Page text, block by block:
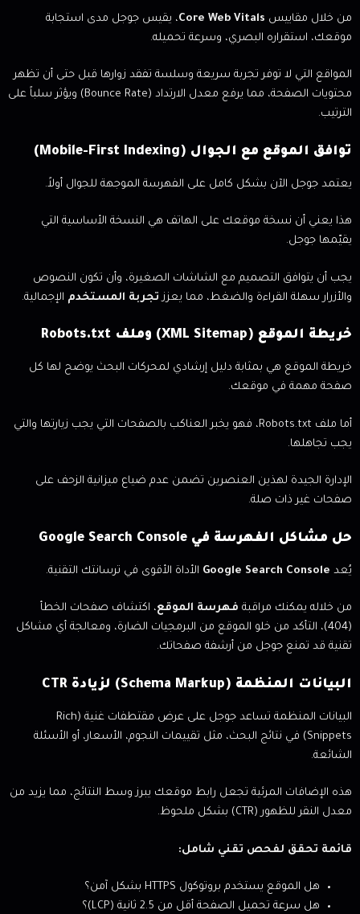
من خلال مقاييس Core Web Vitals، يقيس جوجل مدى استجابة
موقعك، استقراره البصري، وسرعة تحميله.
المواقع التي لا توفر تجربة سريعة وسلسة تفقد زوارها قبل حتى أن تظهر
محتويات الصفحة، مما يرفع معدل الارتداد (Bounce Rate) ويؤثر سلباً على
الترتيب.
توافق الموقع مع الجوال (Mobile-First Indexing)
يعتمد جوجل الآن بشكل كامل على الفهرسة الموجهة للجوال أولاً.
هذا يعني أن نسخة موقعك على الهاتف هي النسخة الأساسية التي
يقيّمها جوجل.
يجب أن يتوافق التصميم مع الشاشات الصغيرة، وأن تكون النصوص
والأزرار سهلة القراءة والضغط، مما يعزز تجربة المستخدم الإجمالية.
خريطة الموقع (XML Sitemap) وملف Robots.txt
خريطة الموقع هي بمثابة دليل إرشادي لمحركات البحث يوضح لها كل
صفحة مهمة في موقعك.
أما ملف Robots.txt، فهو يخبر العناكب بالصفحات التي يجب زيارتها والتي
يجب تجاهلها.
الإدارة الجيدة لهذين العنصرين تضمن عدم ضياع ميزانية الزحف على
صفحات غير ذات صلة.
حل مشاكل الفهرسة في Google Search Console
يُعد Google Search Console الأداة الأقوى في ترسانتك التقنية.
من خلاله يمكنك مراقبة فهرسة الموقع، اكتشاف صفحات الخطأ
(404)، التأكد من خلو الموقع من البرمجيات الضارة، ومعالجة أي مشاكل
تقنية قد تمنع جوجل من أرشفة صفحاتك.
البيانات المنظمة (Schema Markup) لزيادة CTR
البيانات المنظمة تساعد جوجل على عرض مقتطفات غنية (Rich
Snippets) في نتائج البحث، مثل تقييمات النجوم، الأسعار، أو الأسئلة
الشائعة.
هذه الإضافات المرئية تجعل رابط موقعك يبرز وسط النتائج، مما يزيد من
معدل النقر للظهور (CTR) بشكل ملحوظ.
قائمة تحقق لفحص تقني شامل:
هل الموقع يستخدم بروتوكول HTTPS بشكل آمن؟
هل سرعة تحميل الصفحة أقل من 2.5 ثانية (LCP)؟